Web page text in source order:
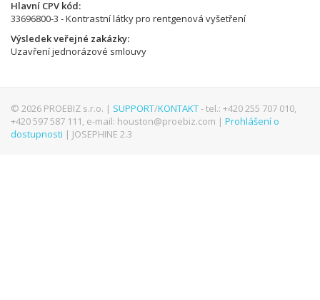
Hlavní CPV kód
33696800-3 - Kontrastní látky pro rentgenová vyšetření
Výsledek veřejné zakázky
Uzavření jednorázové smlouvy
© 2026 PROEBIZ s.r.o. | SUPPORT/KONTAKT- tel.: +420 255 707 010,
+420 597 587 111, e-mail: houston@proebiz.com | Prohlášení o
dostupnosti | JOSEPHINE 2.3